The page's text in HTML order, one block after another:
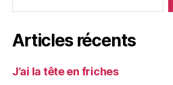
Articles récents
J’ai la tête en friches